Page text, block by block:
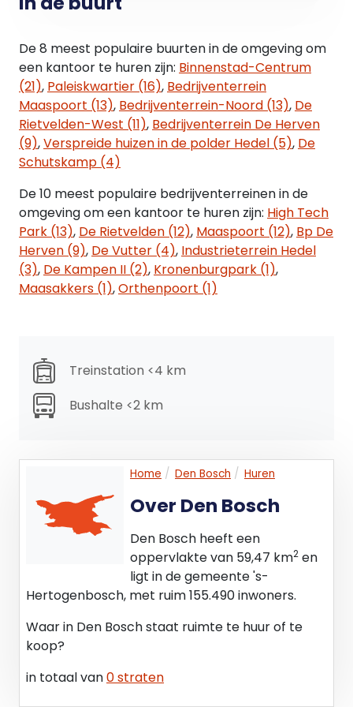
(Amsterdam - Maastricht). In westelijke richting
(Breda - Utrecht) en de rijksweg A16 (Rotterdam -
Breda).
De bereikbaarheid met het eigen vervoer is
uitstekend. Er rijden diverse stadsbussen vanaf het
NS Centraal Station te
's-Hertogenbosch naar dit bedrijventerrein.
Saris & Partners Makelaars
Tel: 073 - 623 33 11
De 8 meest populaire buurten in de omgeving om
een kantoor te huren zijn: Binnenstad-Centrum
(21), Paleiskwartier (16), Bedrijventerrein
Maaspoort (13), Bedrijventerrein-Noord (13), De
Rietvelden-West (11), Bedrijventerrein De Herven
(9),Verspreide huizen in de polder Hedel (5), De
Schutskamp (4)
De 10 meest populaire bedrijventerreinen in de
omgeving om een kantoor te huren zijn: High Tech
Park (13), De Rietvelden (12), Maaspoort (12), Bp De
Herven (9), De Vutter (4), Industrieterrein Hedel
(3), De Kampen II (2), Kronenburgpark (1),
Maasakkers (1),Orthenpoort (1)
Treinstation <4 km
Bushalte <2 km
Home Den Bosch Huren
Over Den Bosch
Den Bosch heeft een
oppervlakte van 59,47 km2 en
ligt in de gemeente 's-
Hertogenbosch, met ruim 155.490 inwoners.
Waar in Den Bosch staat ruimte te huur of te
koop?
in totaal van0 straten